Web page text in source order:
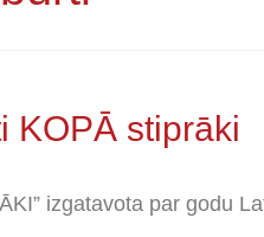
KOPĀ stiprāki
izgatavota par godu